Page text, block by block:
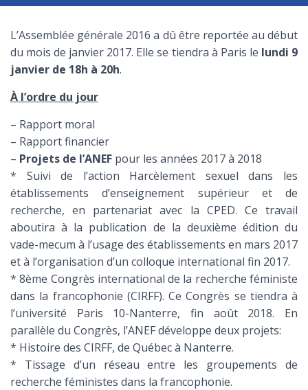
L’Assemblée générale 2016 a dû être reportée au début
du mois de janvier 2017. Elle se tiendra à Paris le lundi 9
janvier de 18h à 20h.
À l’ordre du jour
– Rapport moral
– Rapport financier
– Projets de l’ANEF pour les années 2017 à 2018
* Suivi de l’action Harcèlement sexuel dans les
établissements d’enseignement supérieur et de
recherche, en partenariat avec la CPED. Ce travail
aboutira à la publication de la deuxième édition du
vade-mecum à l’usage des établissements en mars 2017
et à l’organisation d’un colloque international fin 2017.
* 8ème Congrès international de la recherche féministe
dans la francophonie (CIRFF). Ce Congrès se tiendra à
l’université Paris 10-Nanterre, fin août 2018. En
parallèle du Congrès, l’ANEF développe deux projets:
* Histoire des CIRFF, de Québec à Nanterre.
* Tissage d’un réseau entre les groupements de
recherche féministes dans la francophonie.